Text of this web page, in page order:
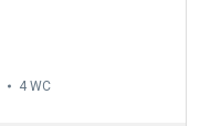
4 WC